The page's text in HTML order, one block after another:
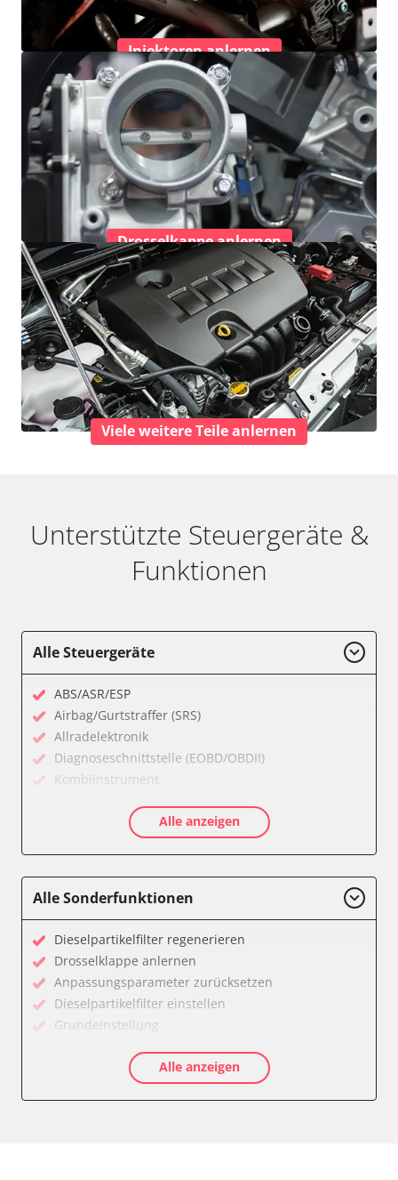
Injektoren anlernen
Drosselkappe anlernen
Viele weitere Teile anlernen
Unterstützte Steuergeräte &
Funktionen
Alle Steuergeräte
ABS/ASR/ESP
Airbag/Gurtstraffer (SRS)
Allradelektronik
Diagnoseschnittstelle (EOBD/OBDII)
Kombiinstrument
Servolenkung
und Konfiguration
Alle anzeigen
Alle Sonderfunktionen
Dieselpartikelfilter regenerieren
Drosselklappe anlernen
Anpassungsparameter zurücksetzen
Dieselpartikelfilter einstellen
Grundeinstellung
Injektor Adaptionswerte zurücksetzen
Injektoren einstellen
Alle anzeigen